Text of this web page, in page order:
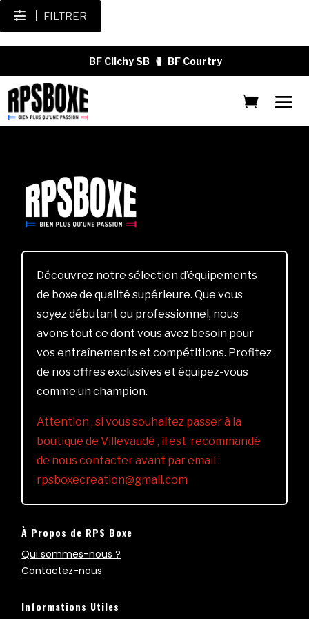
FILTRER
BF Clichy SB 🥊 BF Courtry
Découvrez notre sélection d’équipements
de boxe de qualité supérieure. Que vous
soyez débutant ou professionnel, nous
avons tout ce dont vous avez besoin pour
vos entraînements et compétitions. Profitez
de nos offres exclusives et équipez-vous
comme un champion.
Attention , si vous souhaitez passer à la
boutique de Villevaudé , il est recommandé
de nous contacter avant par email :
rpsboxecreation@gmail.com
À Propos de RPS Boxe
Qui sommes-nous ?
Contactez-nous
Informations Utiles